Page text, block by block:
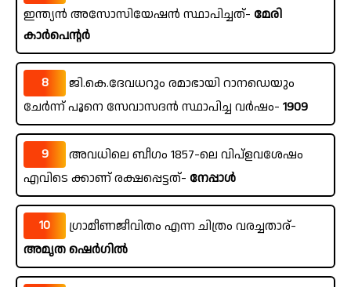
ഇന്ത്യൻ അസോസിയേഷൻ സ്ഥാപിച്ചത്- മേരി
കാർപെന്റർ
8
ജി.കെ.ദേവധറും രമാഭായി റാനഡെയും
ചേർന്ന് പൂനെ സേവാസദൻ സ്ഥാപിച്ച വർഷം- 1909
9
അവധിലെ ബീഗം 1857-ലെ വിപ്ളവശേഷം
എവിടെ ക്കാണ് രക്ഷപ്പെട്ടത്- നേപ്പാൾ
10
ഗ്രാമീണജീവിതം എന്ന ചിത്രം വരച്ചതാര്-
അമൃത ഷെർഗിൽ